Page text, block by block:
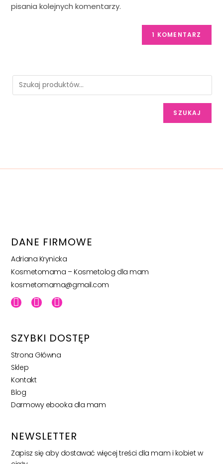
pisania kolejnych komentarzy.
SZUKAJ
DANE FIRMOWE
Adriana Krynicka
Kosmetomama – Kosmetolog dla mam
kosmetomama@gmail.com
SZYBKI DOSTĘP
Strona Główna
Sklep
Kontakt
Blog
Darmowy ebooka dla mam
NEWSLETTER
Zapisz się aby dostawać więcej treści dla mam i kobiet w